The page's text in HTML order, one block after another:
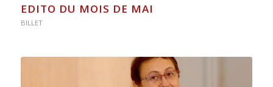
EDITO DU MOIS DE MAI
BILLET